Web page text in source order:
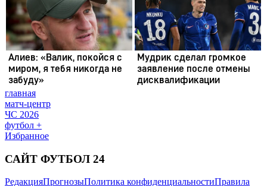
главная
матч-центр
ЧС 2026
футбол +
Избранное
САЙТ ФУТБОЛ 24
РедакцияПрогнозыПолитика конфиденциальностиПравила